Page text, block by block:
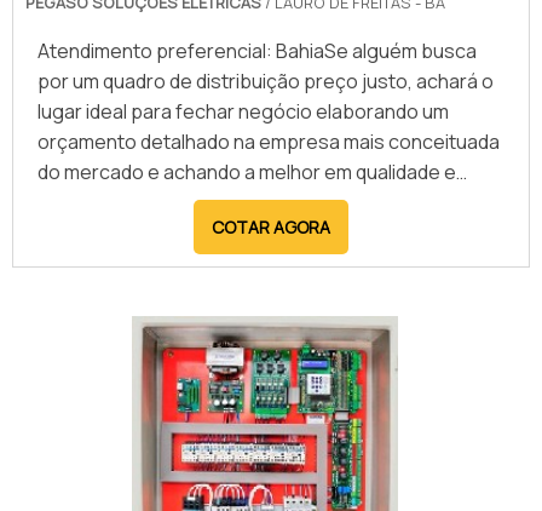
Atendimento preferencial: BahiaSe alguém busca
por um quadro de distribuição preço justo, achará o
lugar ideal para fechar negócio elaborando um
orçamento detalhado na empresa mais conceituada
do mercado e achando a melhor em qualidade e
custo-benefício.UM POUCO MAIS SOBRE O QUADRO
DE DISTRIBUIÇÃO PREÇO ACESSÍVELSe alguém
busca por quadro de distribuição preço justo em
Soluções Elétricas....
COTAR AGORA